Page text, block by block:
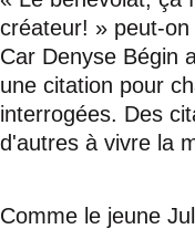
créateur! » peut-
Car Denyse Bégin
une citation pour
interrogées. Des
d'autres à vivre la
Comme le jeune